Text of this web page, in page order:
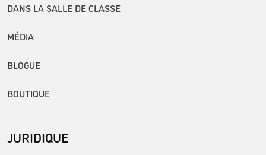
DANS LA SALLE DE CLASSE
MÉDIA
BLOGUE
BOUTIQUE
JURIDIQUE